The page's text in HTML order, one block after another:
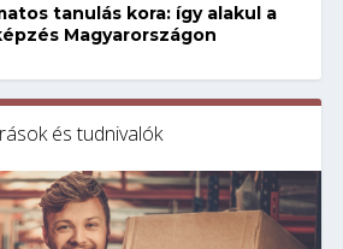
tanulás kora: így alakul a
Magyarországon
és tudnivalók